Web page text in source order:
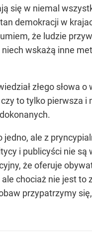
się w niemal
demokracji w
że ludzie
wskażą inne
złego słowa
to tylko pierwsza i
ale z
i publicyści nie są
że oferuje
chociaż nie jest to
przypatrzymy